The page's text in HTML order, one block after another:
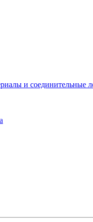
и соединительные